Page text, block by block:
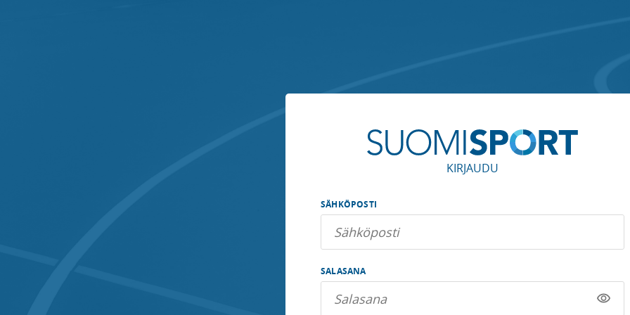
KIRJAUDU
SÄHKÖPOSTI
SALASANA